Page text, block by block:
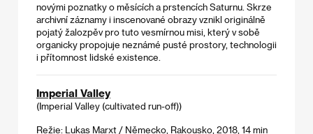
novými poznatky o měsících a prstencích Saturnu. Skrze
archivní záznamy i inscenované obrazy vznikl originálně
pojatý žalozpěv pro tuto vesmírnou misi, který v sobě
organicky propojuje neznámé pusté prostory, technologii
i přítomnost lidské existence.
Imperial Valley
(Imperial Valley (cultivated run-off))
Režie: Lukas Marxt / Německo, Rakousko, 2018, 14 min